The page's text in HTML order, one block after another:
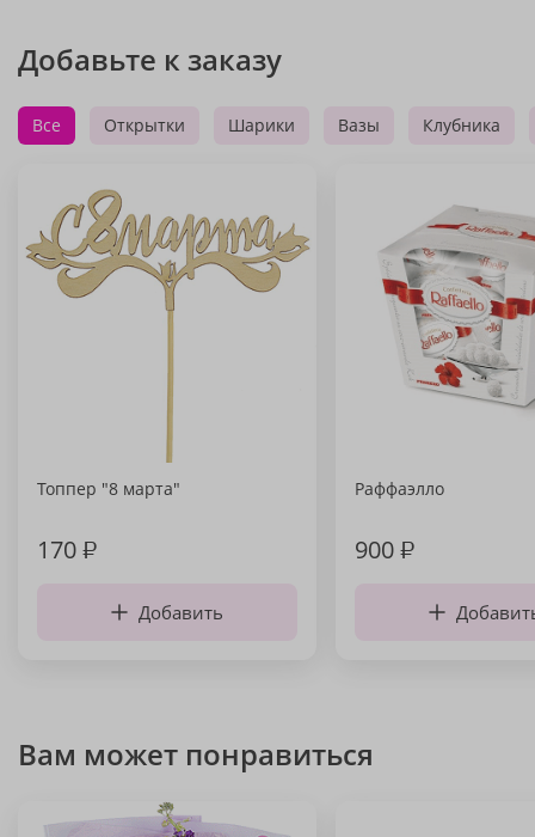
Добавьте к заказу
Все Открытки Шарики Вазы Клубника
Топпер "8 марта"
170₽
Добавить
Раффаэлло
900₽
Вам может понравиться